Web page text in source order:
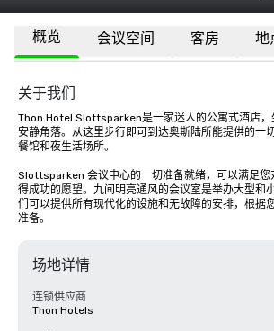
概览 会议空间 客房 地
关于我们
Thon Hotel Slottsparken是一家迷人的公寓式酒店，
安静角落。从这里步行即可到达奥斯陆所能提供的一
餐馆和夜生活场所。
Slottsparken 会议中心的一切准备就绪，可以满足您
得成功的愿望。九间明亮通风的会议室是举办大型和
们可以提供所有现代化的设施和无故障的安排，根据
准备。
场地详情
连锁供应商
Thon Hotels